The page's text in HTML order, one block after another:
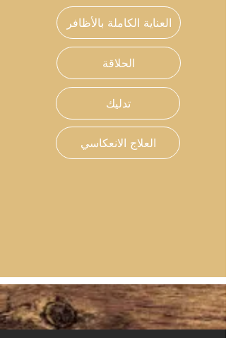
العناية الكاملة بالأظافر
الحلاقة
تدليك
العلاج الانعكاسي